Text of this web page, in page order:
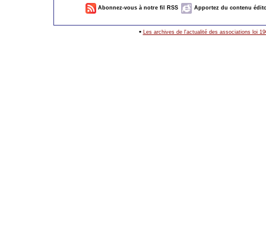
Abonnez-vous à notre fil RSS Apportez du contenu
• Les archives de l'actualité des associations loi